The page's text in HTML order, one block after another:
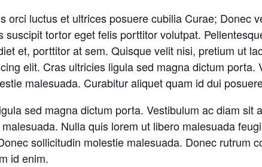
orci luctus et ultrices posuere cubilia Curae; Donec
tortor eget felis porttitor volutpat.
et, porttitor at sem. Quisque velit nisi, pretium ut
elit. Cras ultricies ligula sed magna dictum
malesuada. Curabitur aliquet quam id dui
sed magna dictum porta. Vestibulum ac diam sit
Nulla quis lorem ut libero malesuada
sollicitudin molestie malesuada. Donec rutrum
id enim.